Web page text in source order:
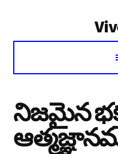
Voice
Vivekananda
నిజమైన